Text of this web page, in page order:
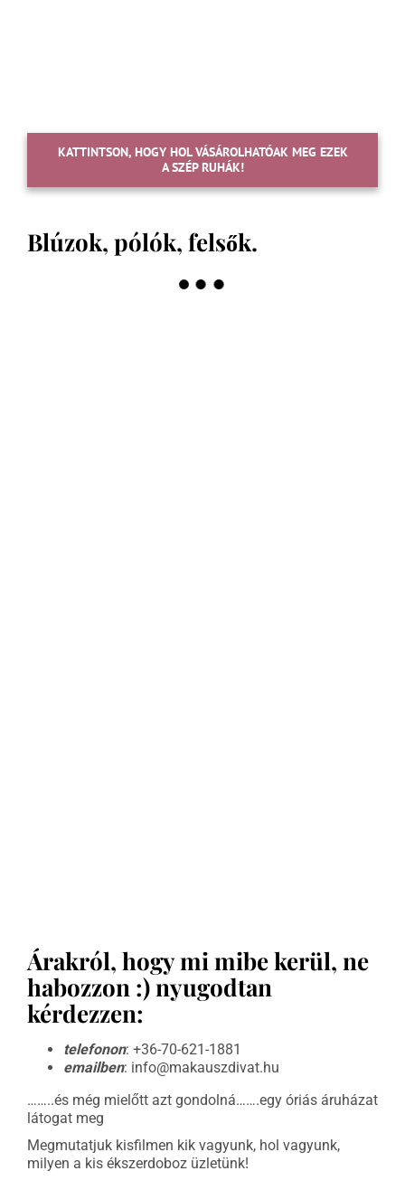
KATTINTSON, HOGY HOL VÁSÁROLHATÓAK MEG EZEK
A SZÉP RUHÁK!
Blúzok, pólók, felsők.
Árakról, hogy mi mibe kerül, ne
habozzon :) nyugodtan
kérdezzen:
telefonon: +36-70-621-1881
emailben: info@makauszdivat.hu
……..és még mielőtt azt gondolná…….egy óriás áruházat
látogat meg
Megmutatjuk kisfilmen kik vagyunk, hol vagyunk,
milyen a kis ékszerdoboz üzletünk!